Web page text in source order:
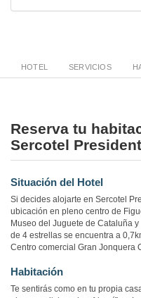
HOTEL SERVICIOS
Reserva tu
Sercotel President
Situación del Hotel
Si decides alojarte en Sercotel
ubicación en pleno centro de
Museo del Juguete de Cataluña
de 4 estrellas se encuentra a
Centro comercial Gran Jonquera
Habitación
Te sentirás como en tu propia